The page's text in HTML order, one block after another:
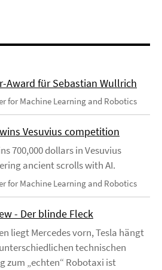
Award für Sebastian Wullrich
for Machine Learning and Robotics
Vesuvius competition
700,000 dollars in Vesuvius
ancient scrolls with AI.
for Machine Learning and Robotics
- Der blinde Fleck
liegt Mercedes vorn, Tesla hängt
technischen
zum „echten“ Robotaxi ist